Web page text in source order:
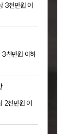
3천만원 이
3천만원 이하
2천만원 이